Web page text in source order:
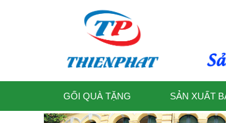
GỐI QUÀ TẶNG SẢN XUẤT